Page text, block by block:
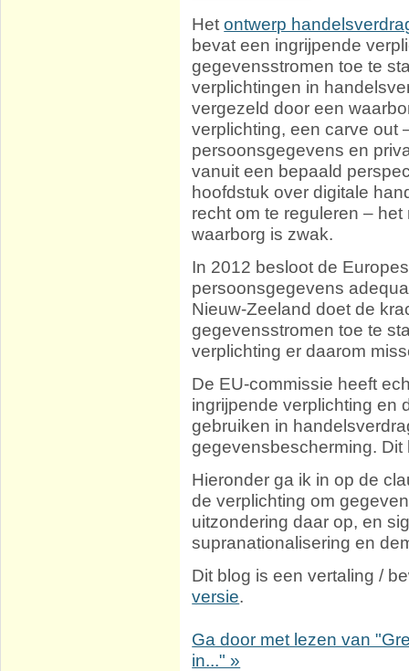
Hetontwerp
bevat een ingrijpende
gegevensstromen toe te
verplichtingen in
vergezeld door een
verplichting, een carve out
persoonsgegevens en
vanuit een bepaald
hoofdstuk over digitale
recht om te reguleren –
waarborg is zwak.
In 2012 besloot de
persoonsgegevens
Nieuw-Zeeland doet de
gegevensstromen toe te
verplichting er daarom
De EU-commissie heeft
ingrijpende verplichting en
gebruiken in
gegevensbescherming. Dit
Hieronder ga ik in op de
de verplichting om
uitzondering daar op, en
supranationalisering en
Dit blog is een vertaling /
versie.
Ga door met lezen van
in..." »